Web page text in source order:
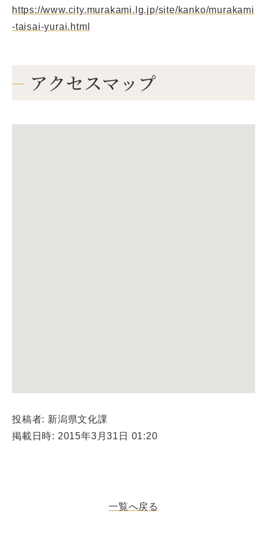
https://www.city.murakami.lg.jp/site/kanko/murakami
-taisai-yurai.html
アクセスマップ
投稿者: 新潟県文化課
掲載日時: 2015年3月31日 01:20
一覧へ戻る